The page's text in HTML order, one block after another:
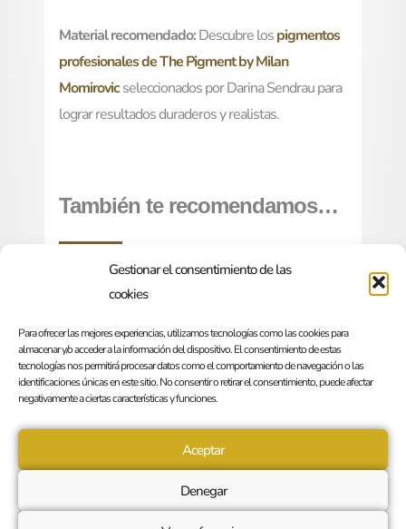
Gestionar el consentimiento de las
cookies
Para ofrecer las mejores experiencias, utilizamos tecnologías como las cookies para
almacenar y/o acceder a la información del dispositivo. El consentimiento de estas
tecnologías nos permitirá procesar datos como el comportamiento de navegación o las
identificaciones únicas en este sitio. No consentir o retirar el consentimiento, puede afectar
negativamente a ciertas características y funciones.
Aceptar
Denegar
Material recomendado:Descubre lospigmentos
profesionales de The Pigment by Milan
Momirovicseleccionados por Darina Sendrau para
lograr resultados duraderos y realistas.
También te recomendamos…
Platino
4.190,00€
Sin I.V.A
al